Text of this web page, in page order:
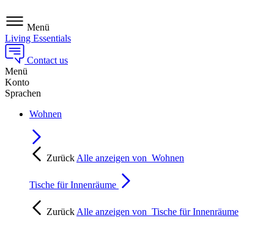
Menü
Living Essentials
Contact us
Menü
Konto
Sprachen
Wohnen
Zurück Alle anzeigen von Wohnen
Tische für Innenräume
Zurück Alle anzeigen von Tische für Innenräume